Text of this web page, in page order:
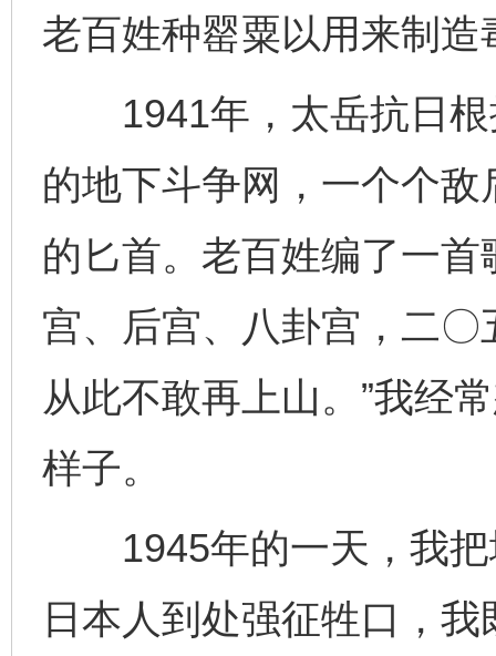
老百姓种罂粟以用来制造
1941年，太岳抗日根
的地下斗争网，一个个
的匕首。老百姓编了一
宫、后宫、八卦宫，二
从此不敢再上山。”我经
样子。
1945年的一天，我把
日本人到处强征牲口，